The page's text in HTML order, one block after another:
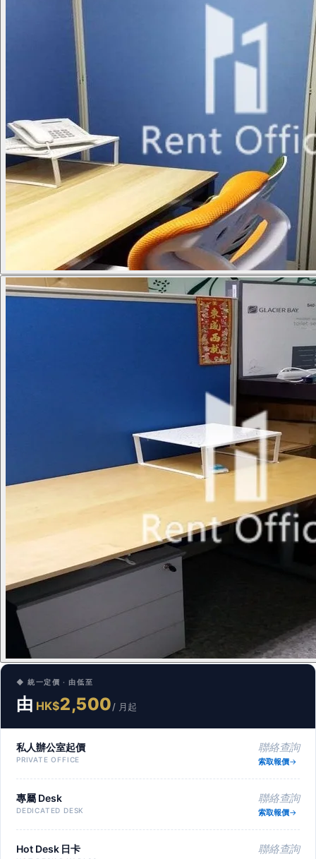
◆ 統一定價 · 由低至
由 HK$2,500/ 月起
私人辦公室起價
PRIVATE OFFICE
聯絡查詢
索取報價
專屬 Desk
DEDICATED DESK
聯絡查詢
索取報價
Hot Desk 日卡 聯絡查詢